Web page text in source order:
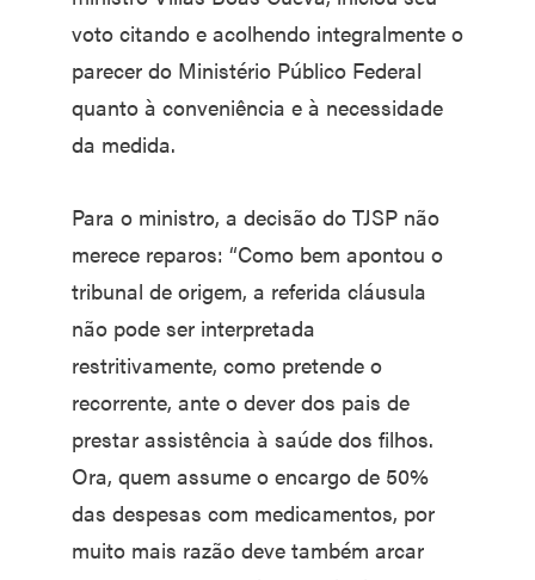
voto citando e acolhendo integralmente o
parecer do Ministério Público Federal
quanto à conveniência e à necessidade
da medida.
Para o ministro, a decisão do TJSP não
merece reparos: “Como bem apontou o
tribunal de origem, a referida cláusula
não pode ser interpretada
restritivamente, como pretende o
recorrente, ante o dever dos pais de
prestar assistência à saúde dos filhos.
Ora, quem assume o encargo de 50%
das despesas com medicamentos, por
muito mais razão deve também arcar